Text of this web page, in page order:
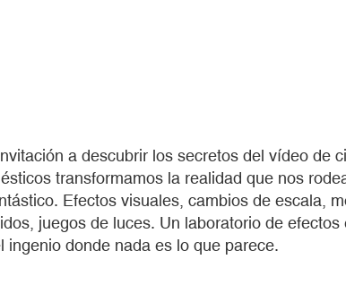
a descubrir los secretos del vídeo de
transformamos la realidad que nos
Efectos visuales, cambios de escala,
juegos de luces. Un laboratorio de efectos
ingenio donde nada es lo que parece.